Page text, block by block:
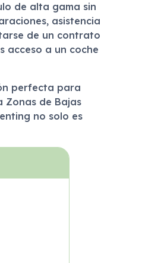
de alta gama sin
asistencia
de un contrato
acceso a un coche
perfecta para
Zonas de Bajas
no solo es